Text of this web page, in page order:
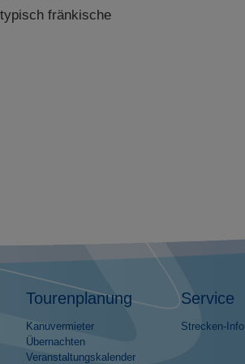
fränkische
Tourenplanung
Kanuvermieter
Übernachten
Veranstaltungskalender
Service
Strecken-Info